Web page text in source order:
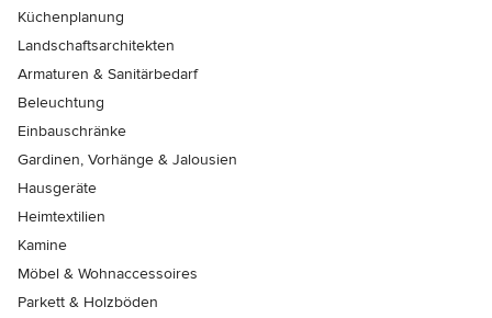
Küchenplanung
Landschaftsarchitekten
Armaturen & Sanitärbedarf
Beleuchtung
Einbauschränke
Gardinen, Vorhänge & Jalousien
Hausgeräte
Heimtextilien
Kamine
Möbel & Wohnaccessoires
Parkett & Holzböden